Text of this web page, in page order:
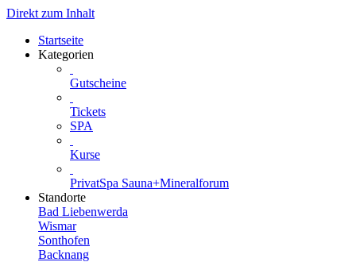
Direkt zum Inhalt
Startseite
Kategorien
Gutscheine
Tickets
SPA
Kurse
PrivatSpa Sauna+Mineralforum
Standorte
Bad Liebenwerda
Wismar
Sonthofen
Backnang